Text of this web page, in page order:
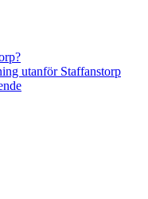
utanför Staffanstorp